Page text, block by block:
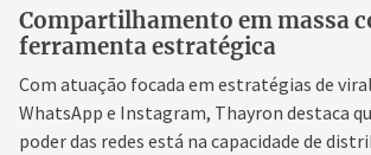
Compartilhamento em massa
ferramenta estratégica
Com atuação focada em estratégias de
WhatsApp e Instagram, Thayron destaca
poder das redes está na capacidade de